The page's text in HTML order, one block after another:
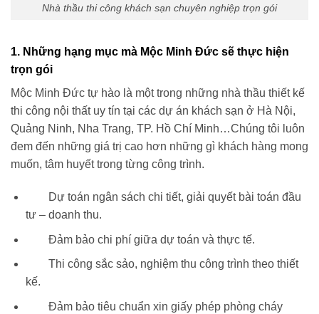
Nhà thầu thi công khách sạn chuyên nghiệp trọn gói
1. Những hạng mục mà Mộc Minh Đức sẽ thực hiện
trọn gói
Mộc Minh Đức tự hào là một trong những nhà thầu thiết kế
thi công nội thất uy tín tại các dự án khách sạn ở Hà Nội,
Quảng Ninh, Nha Trang, TP. Hồ Chí Minh…Chúng tôi luôn
đem đến những giá trị cao hơn những gì khách hàng mong
muốn, tâm huyết trong từng công trình.
Dự toán ngân sách chi tiết, giải quyết bài toán đầu
tư – doanh thu.
Đảm bảo chi phí giữa dự toán và thực tế.
Thi công sắc sảo, nghiệm thu công trình theo thiết
kế.
Đảm bảo tiêu chuẩn xin giấy phép phòng cháy